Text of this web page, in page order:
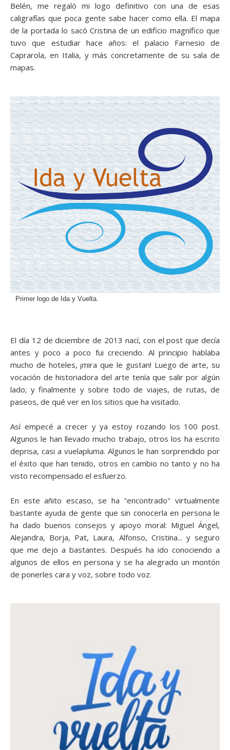
Belén, me regaló mi logo definitivo con una de esas
caligrafías que poca gente sabe hacer como ella. El mapa
de la portada lo sacó Cristina de un edificio magnífico que
tuvo que estudiar hace años: el palacio Farnesio de
Caprarola, en Italia, y más concretamente de su sala de
mapas.
Primer logo de Ida y Vuelta.
El día 12 de diciembre de 2013 nací, con el post que decía
antes y poco a poco fui creciendo. Al principio hablaba
mucho de hoteles, ¡mira que le gustan! Luego de arte, su
vocación de historiadora del arte tenía que salir por algún
lado; y finalmente y sobre todo de viajes, de rutas, de
paseos, de qué ver en los sitios que ha visitado.
Así empecé a crecer y ya estoy rozando los 100 post.
Algunos le han llevado mucho trabajo, otros los ha escrito
deprisa, casi a vuelapluma. Algunos le han sorprendido por
el éxito que han tenido, otros en cambio no tanto y no ha
visto recompensado el esfuerzo.
En este añito escaso, se ha "encontrado" virtualmente
bastante ayuda de gente que sin conocerla en persona le
ha dado buenos consejos y apoyo moral: Miguel Ángel,
Alejandra, Borja, Pat, Laura, Alfonso, Cristina... y seguro
que me dejo a bastantes. Después ha ido conociendo a
algunos de ellos en persona y se ha alegrado un montón
de ponerles cara y voz, sobre todo voz.